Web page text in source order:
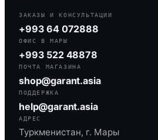
ЗАКАЗЫ И КОНСУЛЬТАЦИИ
+993 64 072888
ОФИС В МАРЫ
+993 522 48878
ПОЧТА МАГАЗИНА
shop@garant.asia
ПОДДЕРЖКА
help@garant.asia
АДРЕС
Туркменистан, г. Мары